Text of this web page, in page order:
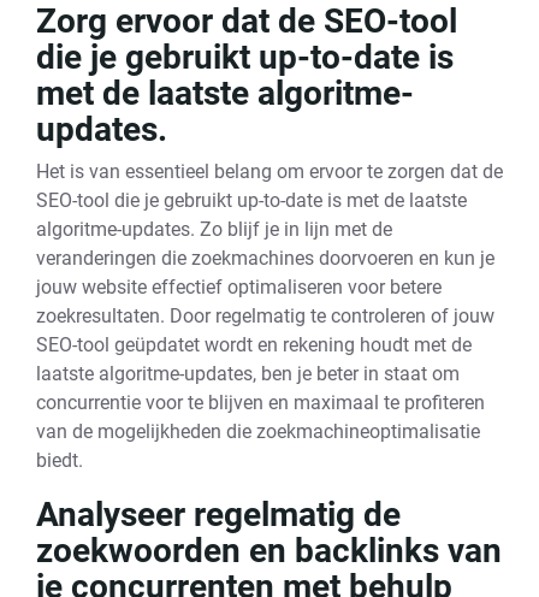
Zorg ervoor dat de SEO-tool
die je gebruikt up-to-date is
met de laatste algoritme-
updates.
Het is van essentieel belang om ervoor te zorgen dat de
SEO-tool die je gebruikt up-to-date is met de laatste
algoritme-updates. Zo blijf je in lijn met de
veranderingen die zoekmachines doorvoeren en kun je
jouw website effectief optimaliseren voor betere
zoekresultaten. Door regelmatig te controleren of jouw
SEO-tool geüpdatet wordt en rekening houdt met de
laatste algoritme-updates, ben je beter in staat om
concurrentie voor te blijven en maximaal te profiteren
van de mogelijkheden die zoekmachineoptimalisatie
biedt.
Analyseer regelmatig de
zoekwoorden en backlinks van
je concurrenten met behulp